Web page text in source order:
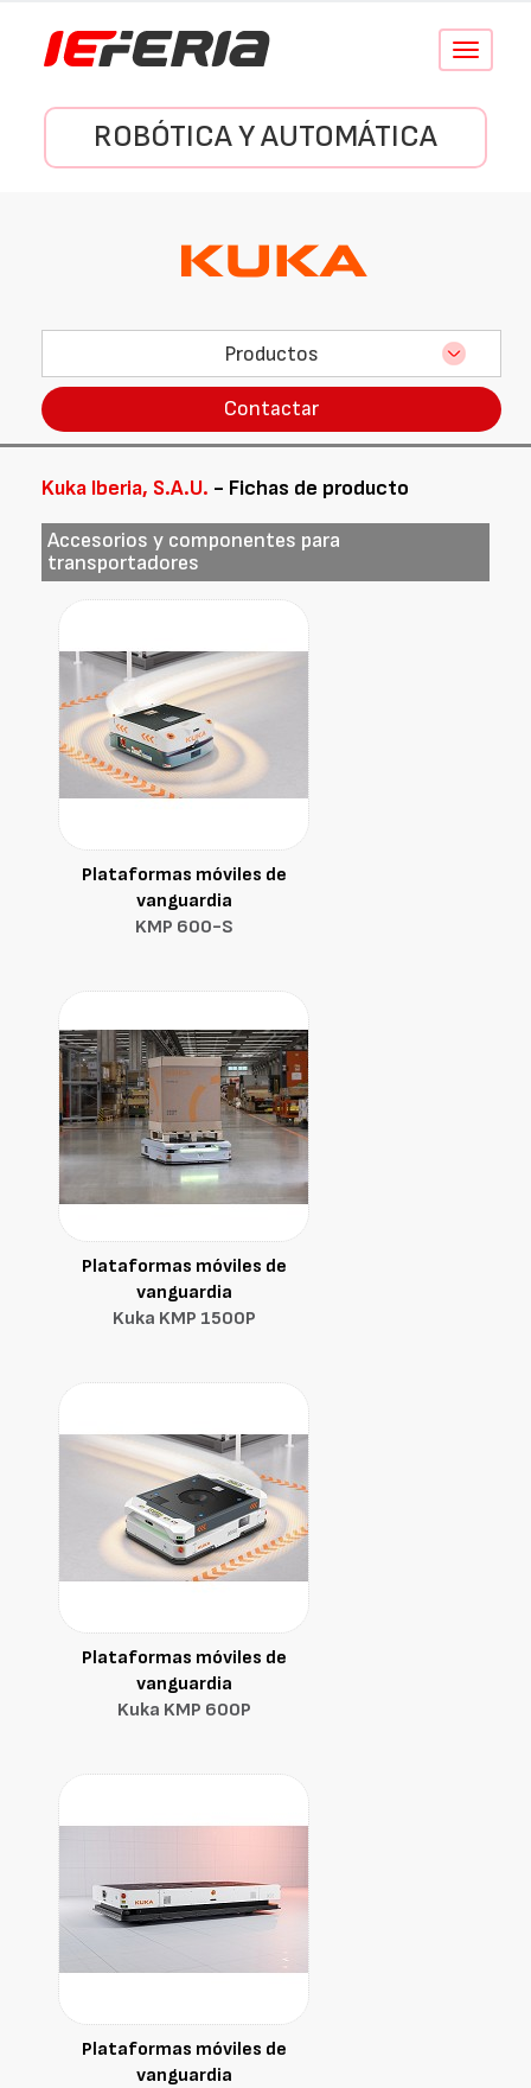
Conmutar
ROBÓTICA Y AUTOMÁTICA
Productos
Contactar
Kuka Iberia, S.A.U. - Fichas de producto
Accesorios y componentes para
transportadores
Plataformas móviles de
vanguardia
KMP 600-S
Plataformas móviles de
vanguardia
Kuka KMP 1500P
Plataformas móviles de
vanguardia
Kuka KMP 600P
Plataformas móviles de
vanguardia